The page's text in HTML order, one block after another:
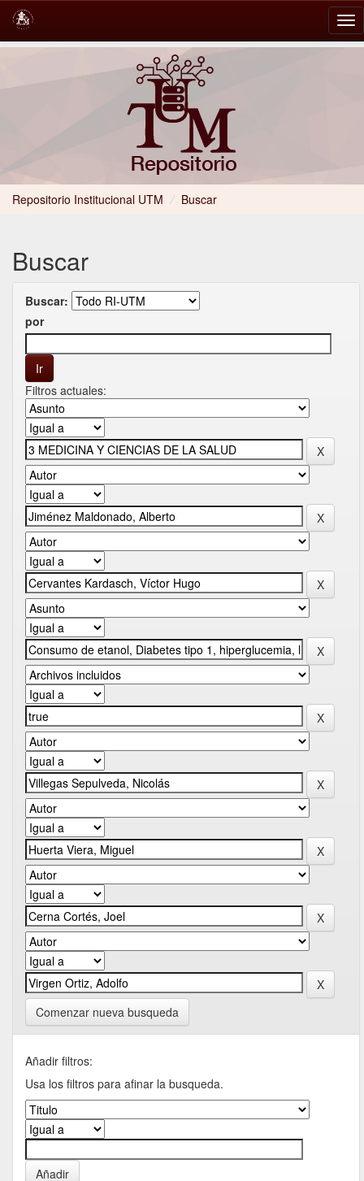
Repositorio Institucional UTM / Buscar
Buscar
Buscar:
por
Filtros actuales:
Comenzar nueva busqueda
Añadir filtros:
Usa los filtros para afinar la busqueda.